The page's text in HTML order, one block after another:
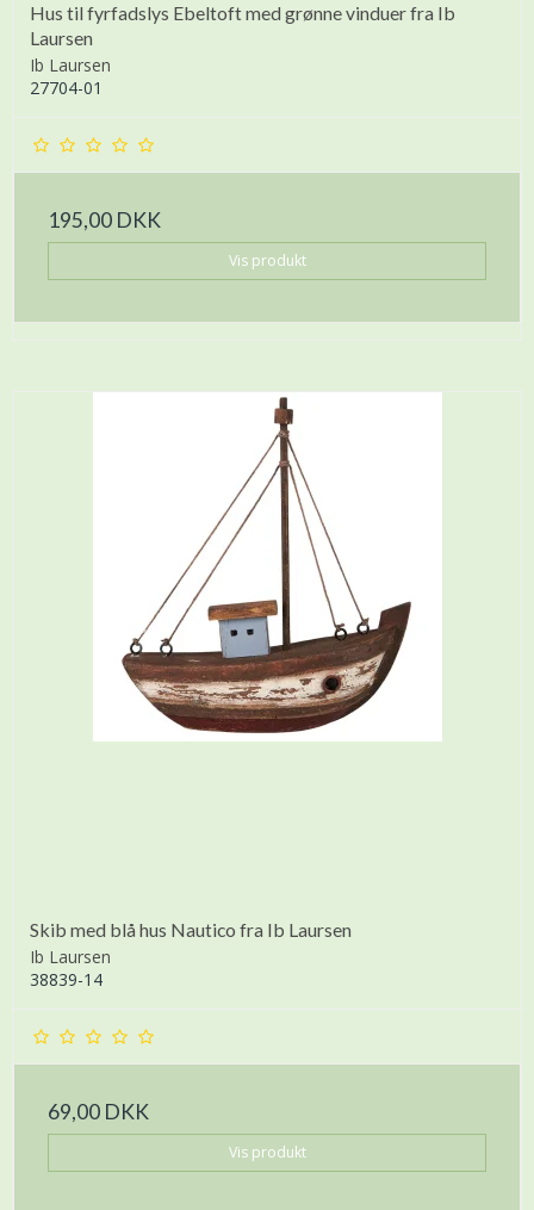
Hus til fyrfadslys Ebeltoft med grønne vinduer fra Ib
Laursen
Ib Laursen
27704-01
195,00 DKK
Vis produkt
Skib med blå hus Nautico fra Ib Laursen
Ib Laursen
38839-14
69,00 DKK
Vis produkt